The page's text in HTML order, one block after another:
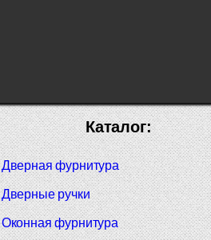
Каталог:
Дверная фурнитура
Дверные ручки
Оконная фурнитура